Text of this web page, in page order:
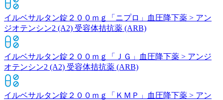
イルベサルタン錠２００ｍｇ「ニプロ」
血圧降下薬 > アン
ジオテンシン2 (A2) 受容体拮抗薬 (ARB)
イルベサルタン錠２００ｍｇ「ＪＧ」
血圧降下薬 > アンジ
オテンシン2 (A2) 受容体拮抗薬 (ARB)
イルベサルタン錠２００ｍｇ「ＫＭＰ」 血圧降下薬 > アン